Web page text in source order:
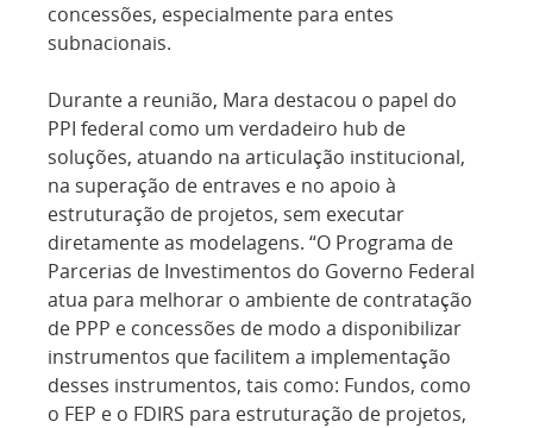
concessões, especialmente para entes
subnacionais.
Durante a reunião, Mara destacou o papel do
PPI federal como um verdadeiro hub de
soluções, atuando na articulação institucional,
na superação de entraves e no apoio à
estruturação de projetos, sem executar
diretamente as modelagens. “O Programa de
Parcerias de Investimentos do Governo Federal
atua para melhorar o ambiente de contratação
de PPP e concessões de modo a disponibilizar
instrumentos que facilitem a implementação
desses instrumentos, tais como: Fundos, como
o FEP e o FDIRS para estruturação de projetos,